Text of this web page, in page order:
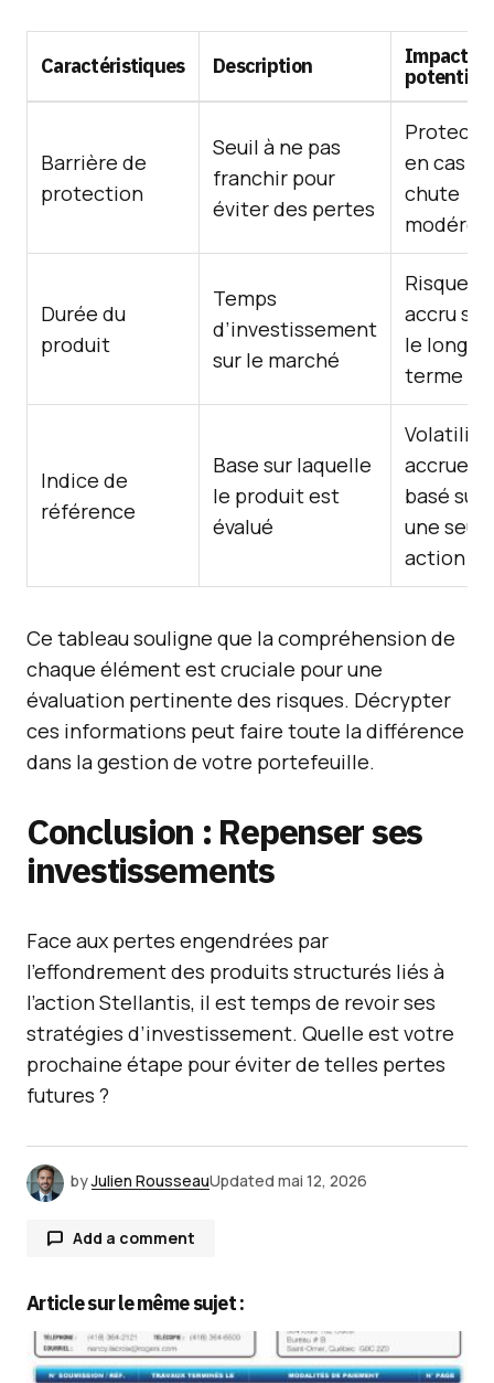
Caractéristiques Description
Impact
potentiel
Barrière de
protection
Seuil à ne pas
franchir pour
éviter des pertes
en cas de
chute
modérée
Durée du
produit
Temps
d’investissement
sur le marché
Risque
accru sur
le long
terme
Indice de
référence
Base sur laquelle
le produit est
évalué
Volatilité
accrue si
basé sur
une seule
action
Ce tableau souligne que la compréhension de
chaque élément est cruciale pour une
évaluation pertinente des risques. Décrypter
ces informations peut faire toute la différence
dans la gestion de votre portefeuille.
Conclusion : Repenser ses
investissements
Face aux pertes engendrées par
l’effondrement des produits structurés liés à
l’action Stellantis, il est temps de revoir ses
stratégies d’investissement. Quelle est votre
prochaine étape pour éviter de telles pertes
futures ?
byJulien RousseauUpdated mai 12, 2026
Add a comment
Votre adresse e-mail ne sera pas publiée.
champs obligatoires sont indiqués avec*
Article sur le même sujet :